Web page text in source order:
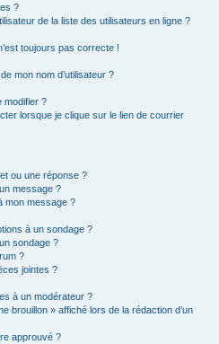
?
de la liste des utilisateurs en ligne ?
toujours pas correcte !
mon nom d’utilisateur ?
modifier ?
lorsque je clique sur le lien de courrier
ou une réponse ?
message ?
mon message ?
à un sondage ?
sondage ?
?
jointes ?
à un modérateur ?
brouillon » affiché lors de la rédaction d’un
approuvé ?